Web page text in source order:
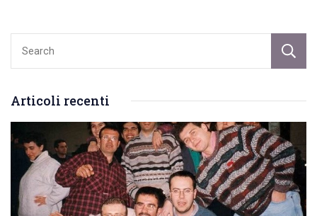
Articoli recenti